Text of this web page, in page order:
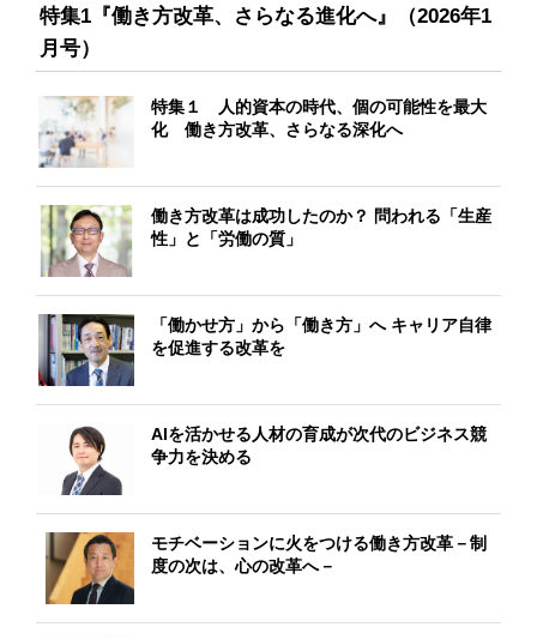
特集1『働き方改革、さらなる進化へ』（2026年1
月号）
特集１ 人的資本の時代、個の可能性を最大
化 働き方改革、さらなる深化へ
働き方改革は成功したのか？ 問われる「生産
性」と「労働の質」
「働かせ方」から「働き方」へ キャリア自律
を促進する改革を
AIを活かせる人材の育成が次代のビジネス競
争力を決める
モチベーションに火をつける働き方改革－制
度の次は、心の改革へ－